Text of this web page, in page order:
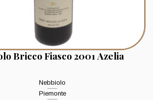
Bricco Fiasco 2001 Azelia
Nebbiolo
Piemonte